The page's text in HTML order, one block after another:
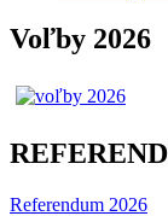
Voľby 2026
Referendum 2026